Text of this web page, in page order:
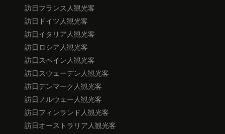
訪日フランス人観光客
訪日ドイツ人観光客
訪日イタリア人観光客
訪日ロシア人観光客
訪日スペイン人観光客
訪日スウェーデン人観光客
訪日デンマーク人観光客
訪日ノルウェー人観光客
訪日フィンランド人観光客
訪日オーストラリア人観光客